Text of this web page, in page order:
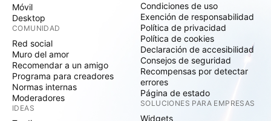
Móvil
Desktop
COMUNIDAD
Red social
Muro del amor
Recomendar a un amigo
Programa para creadores
Normas internas
Moderadores
IDEAS
Condiciones de uso
Exención de responsabilidad
Política de privacidad
Política de cookies
Declaración de accesibilidad
Consejos de seguridad
Recompensas por detectar
errores
Página de estado
SOLUCIONES PARA EMPRESAS
Widgets